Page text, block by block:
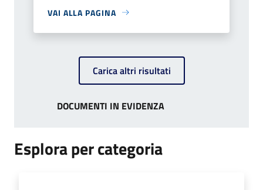
VAI ALLA PAGINA
Carica altri risultati
DOCUMENTI IN EVIDENZA
Esplora per categoria